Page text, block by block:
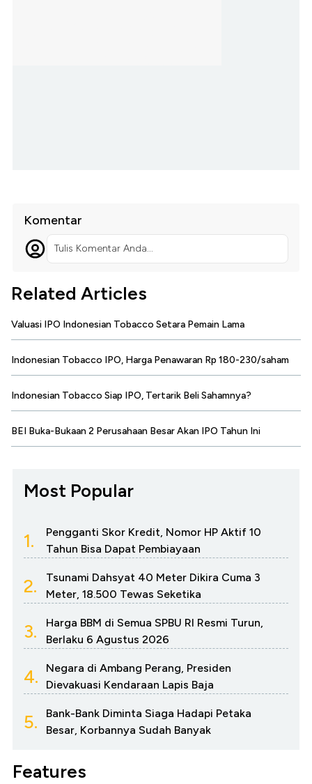
Komentar
Tulis Komentar Anda...
Related Articles
Valuasi IPO Indonesian Tobacco Setara Pemain Lama
Indonesian Tobacco IPO, Harga Penawaran Rp 180-230/saham
Indonesian Tobacco Siap IPO, Tertarik Beli Sahamnya?
BEI Buka-Bukaan 2 Perusahaan Besar Akan IPO Tahun Ini
Most Popular
1.
Pengganti Skor Kredit, Nomor HP Aktif 10
Tahun Bisa Dapat Pembiayaan
2.
Tsunami Dahsyat 40 Meter Dikira Cuma 3
Meter, 18.500 Tewas Seketika
3.
Harga BBM di Semua SPBU RI Resmi Turun,
Berlaku 6 Agustus 2026
4.
Negara di Ambang Perang, Presiden
Dievakuasi Kendaraan Lapis Baja
5.
Bank-Bank Diminta Siaga Hadapi Petaka
Besar, Korbannya Sudah Banyak
Features